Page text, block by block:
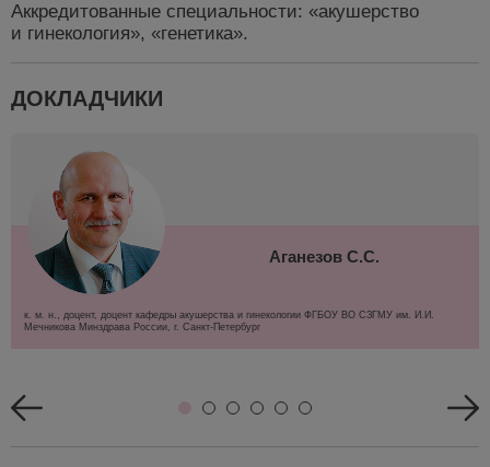
Аккредитованные специальности: «акушерство
и гинекология», «генетика».
ДОКЛАДЧИКИ
Аганезов С.С.
к. м. н., доцент, доцент кафедры акушерства и гинекологии ФГБОУ ВО СЗГМУ им. И.И.
Мечникова Минздрава России, г. Санкт-Петербург